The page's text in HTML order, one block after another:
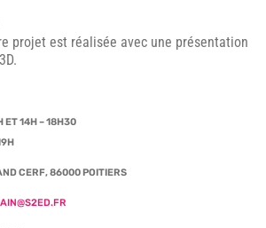
projet est réalisée avec une présentation
ET 14H – 18H30
CERF, 86000 POITIERS